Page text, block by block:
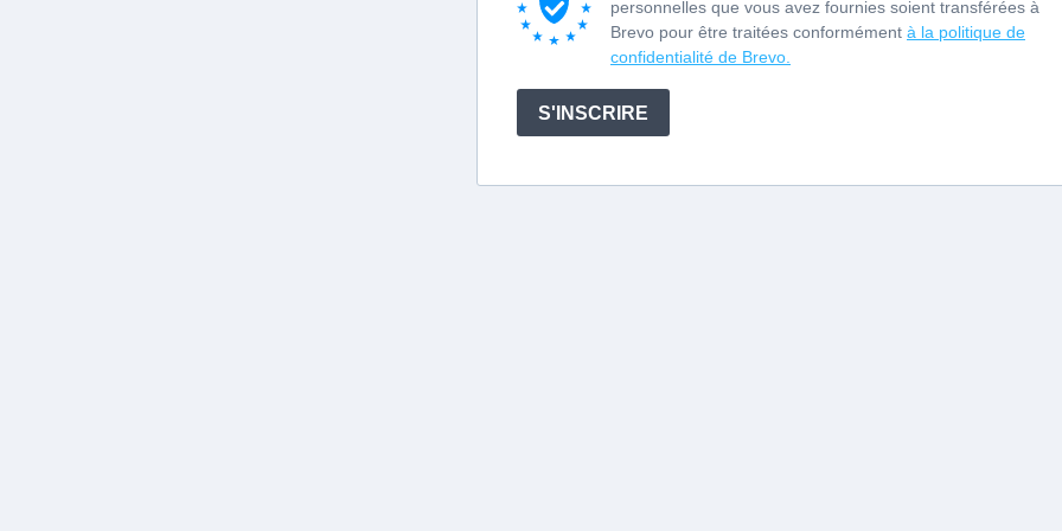
personnelles que vous avez fournies soient transférées à
Brevo pour être traitées conformément à la politique de
confidentialité de Brevo.
S'INSCRIRE